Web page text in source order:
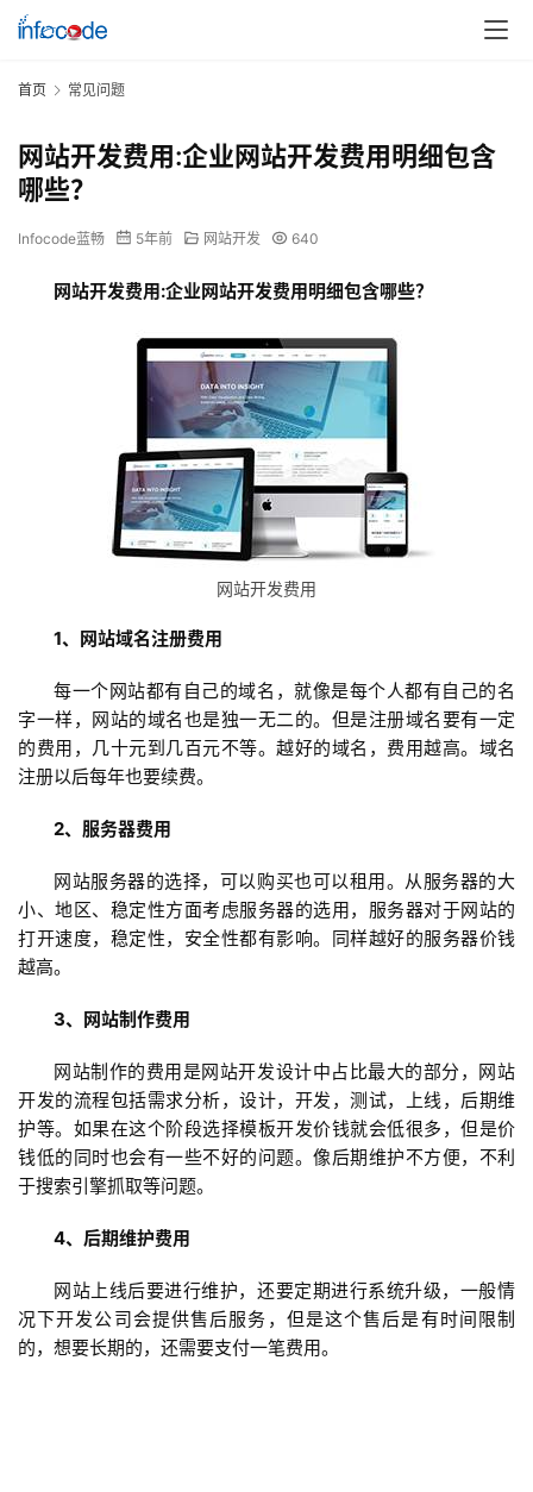
畅
首
页
发
小
程
微
首页 常见问题
网站开发费用:企业网站开发费用明细包含
哪些？
Infocode蓝畅 5年前 网站开发 640
网站开发费用:企业网站开发费用明细包含哪些？
网站开发费用
1、网站域名注册费用
每一个网站都有自己的域名，就像是每个人都有自己的名
字一样，网站的域名也是独一无二的。但是注册域名要有一定
的费用，几十元到几百元不等。越好的域名，费用越高。域名
注册以后每年也要续费。
2、服务器费用
网站服务器的选择，可以购买也可以租用。从服务器的大
小、地区、稳定性方面考虑服务器的选用，服务器对于网站的
打开速度，稳定性，安全性都有影响。同样越好的服务器价钱
越高。
3、网站制作费用
网站制作的费用是网站开发设计中占比最大的部分，网站
开发的流程包括需求分析，设计，开发，测试，上线，后期维
护等。如果在这个阶段选择模板开发价钱就会低很多，但是价
钱低的同时也会有一些不好的问题。像后期维护不方便，不利
于搜索引擎抓取等问题。
4、后期维护费用
网站上线后要进行维护，还要定期进行系统升级，一般情
况下开发公司会提供售后服务，但是这个售后是有时间限制
的，想要长期的，还需要支付一笔费用。